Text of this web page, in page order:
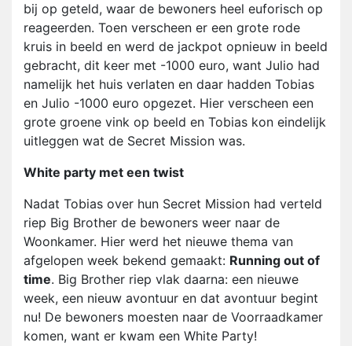
bij op geteld, waar de bewoners heel euforisch op
reageerden. Toen verscheen er een grote rode
kruis in beeld en werd de jackpot opnieuw in beeld
gebracht, dit keer met -1000 euro, want Julio had
namelijk het huis verlaten en daar hadden Tobias
en Julio -1000 euro opgezet. Hier verscheen een
grote groene vink op beeld en Tobias kon eindelijk
uitleggen wat de Secret Mission was.
White party met een twist
Nadat Tobias over hun Secret Mission had verteld
riep Big Brother de bewoners weer naar de
Woonkamer. Hier werd het nieuwe thema van
afgelopen week bekend gemaakt: Running out of
time. Big Brother riep vlak daarna: een nieuwe
week, een nieuw avontuur en dat avontuur begint
nu! De bewoners moesten naar de Voorraadkamer
komen, want er kwam een White Party!